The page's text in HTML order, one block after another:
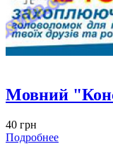
Мовний
40 грн
Подробнее